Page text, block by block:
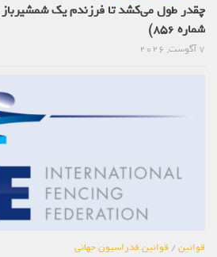
چقدر طول می‌کشد تا فرزندم یک شمشیرباز
شماره 856)
7 آگوست, 2026
قوانین/ قوانین فدراسیون جهانی